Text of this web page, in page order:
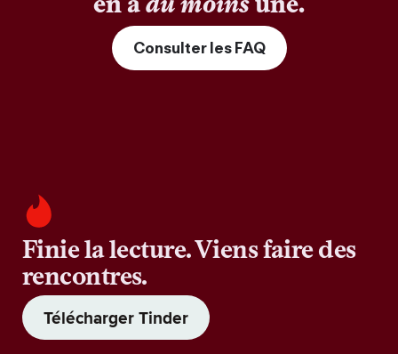
Consulter les FAQ
Finie la lecture. Viens faire des
rencontres.
Télécharger Tinder